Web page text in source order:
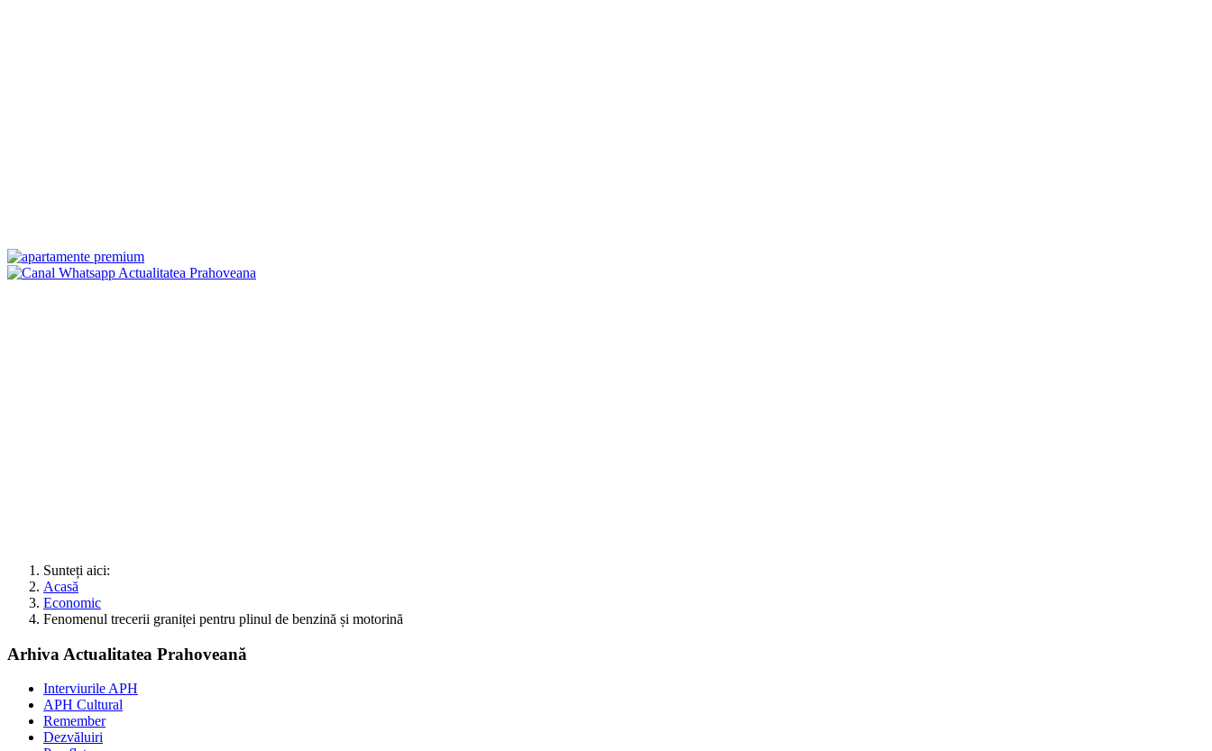
Sunteți aici:
Acasă
Economic
Fenomenul trecerii graniței pentru plinul de benzină și motorină
Arhiva Actualitatea Prahoveană
Interviurile APH
APH Cultural
Remember
Dezvăluiri